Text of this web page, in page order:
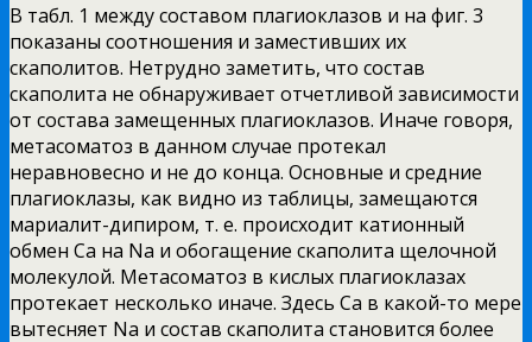
В табл. 1 между составом плагиоклазов и на фиг. 3
показаны соотношения и заместивших их
скаполитов. Нетрудно заметить, что состав
скаполита не обнаруживает отчетливой зависимости
от состава замещенных плагиоклазов. Иначе говоря,
метасоматоз в данном случае протекал
неравновесно и не до конца. Основные и средние
плагиоклазы, как видно из таблицы, замещаются
мариалит-дипиром, т. е. происходит катионный
обмен Са на Na и обогащение скаполита щелочной
молекулой. Метасоматоз в кислых плагиоклазах
протекает несколько иначе. Здесь Са в какой-то мере
вытесняет Na и состав скаполита становится более